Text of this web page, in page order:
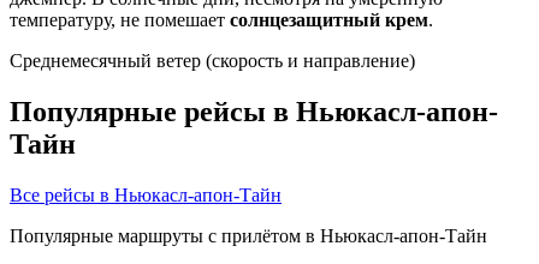
температуру, не помешает солнцезащитный крем.
Среднемесячный ветер (скорость и направление)
Популярные рейсы в Ньюкасл-апон-
Тайн
Все рейсы в Ньюкасл-апон-Тайн
Популярные маршруты с прилётом в Ньюкасл-апон-Тайн